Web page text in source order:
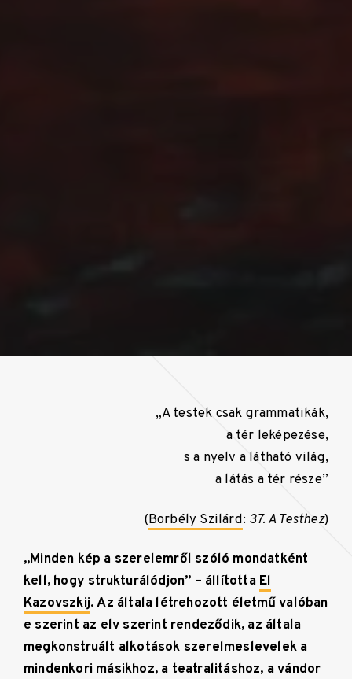
„A testek csak grammatikák,
a tér leképezése,
s a nyelv a látható világ,
a látás a tér része”
(Borbély Szilárd: 37. A Testhez)
„Minden kép a szerelemről szóló mondatként
kell, hogy strukturálódjon” – állította El
Kazovszkij. Az általa létrehozott életmű valóban
e szerint az elv szerint rendeződik, az általa
megkonstruált alkotások szerelmeslevelek a
mindenkori másikhoz, a teatralitáshoz, a vándor